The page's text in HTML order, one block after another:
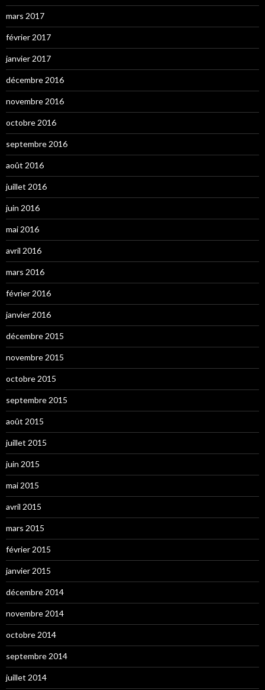
mars 2017
février 2017
janvier 2017
décembre 2016
novembre 2016
octobre 2016
septembre 2016
août 2016
juillet 2016
juin 2016
mai 2016
avril 2016
mars 2016
février 2016
janvier 2016
décembre 2015
novembre 2015
octobre 2015
septembre 2015
août 2015
juillet 2015
juin 2015
mai 2015
avril 2015
mars 2015
février 2015
janvier 2015
décembre 2014
novembre 2014
octobre 2014
septembre 2014
juillet 2014